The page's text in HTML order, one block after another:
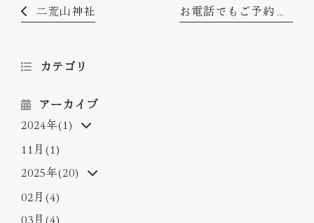
お問い合わせ
TEL 070-4769-0863
二荒山神社 お電話でもご予約承っております♪
カテゴリ
アーカイブ
2024年(1)
11月(1)
2025年(20)
02月(4)
03月(4)